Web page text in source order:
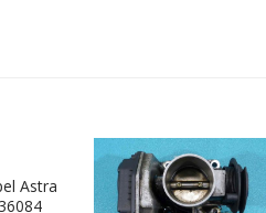
Astra